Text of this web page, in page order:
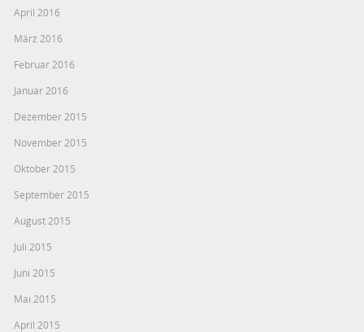
April 2016
März 2016
Februar 2016
Januar 2016
Dezember 2015
November 2015
Oktober 2015
September 2015
August 2015
Juli 2015
Juni 2015
Mai 2015
April 2015